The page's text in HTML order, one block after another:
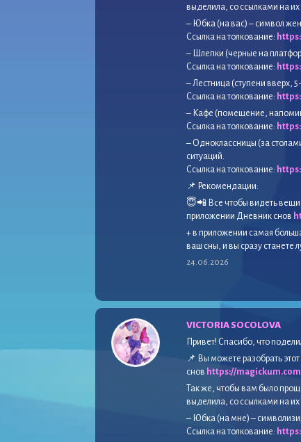
выделила, со ссылками на
– Юбка (на вас) – символ
Ссылка на толкование:
– Шлепки (черные на
Ссылка на толкование:
– Лестница (ступени вверх,
Ссылка на толкование:
– Кафе (помещение,
Ссылка на толкование:
– Одноклассницы (за
ситуаций.
Ссылка на толкование:
📌 Рекомендации:
😇📲 Все чтобы видеть
приложении Дневник снов
+ в приложении самая
ваш сны, и вы сразу станете
24.06.2026
VICTORIA SOCOLOVA
Привет! Спасибо, что
📌 Вы можете разобрать
снов https://
Так же, чтобы вам было
выделила, со ссылками на
– Юбка (на мне) –
Ссылка на толкование: